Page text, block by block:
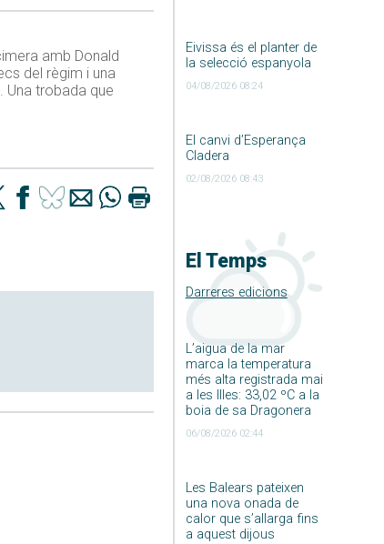
Eivissa és el planter de
la selecció espanyola
04/08/2026 08:24
El canvi d’Esperança
Cladera
02/08/2026 08:43
El Temps
Darreres edicions
L’aigua de la mar
marca la temperatura
més alta registrada mai
a les Illes: 33,02 ºC a la
boia de sa Dragonera
06/08/2026 02:44
Les Balears pateixen
una nova onada de
calor que s’allarga fins
a aquest dijous
amb Donald
del règim i una
Una trobada que